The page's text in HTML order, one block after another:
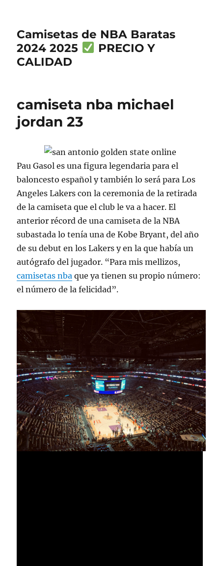
Camisetas de NBA Baratas
2024 2025
PRECIO Y
CALIDAD
camiseta nba michael
jordan 23
Pau Gasol es una figura legendaria para el
baloncesto español y también lo será para Los
Angeles Lakers con la ceremonia de la retirada
de la camiseta que el club le va a hacer. El
anterior récord de una camiseta de la NBA
subastada lo tenía una de Kobe Bryant, del año
de su debut en los Lakers y en la que había un
autógrafo del jugador. “Para mis mellizos,
camisetas nba que ya tienen su propio número:
el número de la felicidad”.